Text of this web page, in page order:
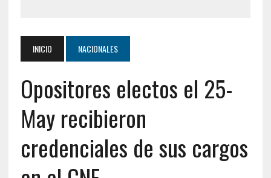
INICIO NACIONALES
Opositores electos el 25-
May recibieron
credenciales de sus cargos